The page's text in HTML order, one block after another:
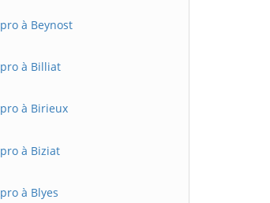
à Beynost
à Billiat
à Birieux
à Biziat
à Blyes